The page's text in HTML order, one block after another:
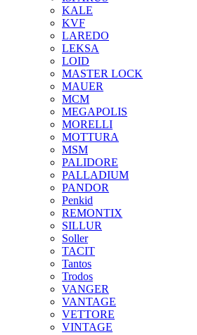
KALE
KVF
LAREDO
LEKSA
LOID
MASTER LOCK
MAUER
MCM
MEGAPOLIS
MORELLI
MOTTURA
MSM
PALIDORE
PALLADIUM
PANDOR
Penkid
REMONTIX
SILLUR
Soller
TACIT
Tantos
Trodos
VANGER
VANTAGE
VETTORE
VINTAGE